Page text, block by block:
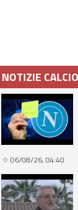
NOTIZIE
06/08/26, 04:40